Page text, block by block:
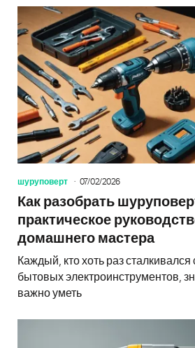
шуруповерт 07/02/2026
Как разобрать
практическое
домашнего мастера
Каждый, кто хоть раз
бытовых электроинструментов,
важно уметь